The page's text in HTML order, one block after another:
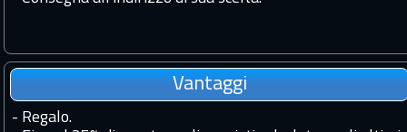
Vantaggi
- Regalo.